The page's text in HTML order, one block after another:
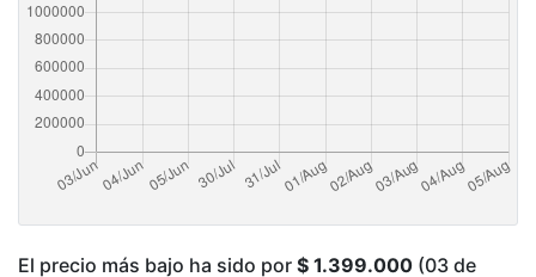
El precio más bajo ha sido por $ 1.399.000 (03 de